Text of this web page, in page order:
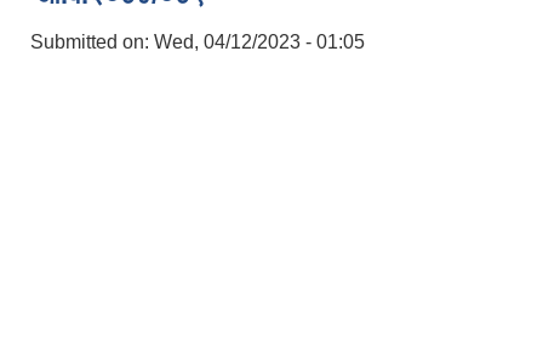
Submitted on: Wed, 04/12/2023 - 01:05